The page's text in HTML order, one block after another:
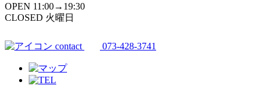
OPEN 11:00→19:30
CLOSED 火曜日
contact 073-428-3741